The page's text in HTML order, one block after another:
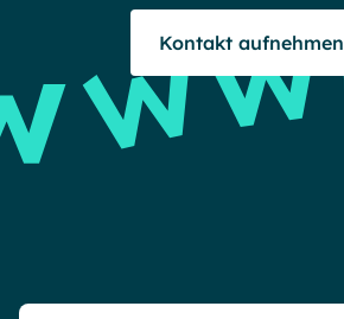
Kontakt aufnehmen